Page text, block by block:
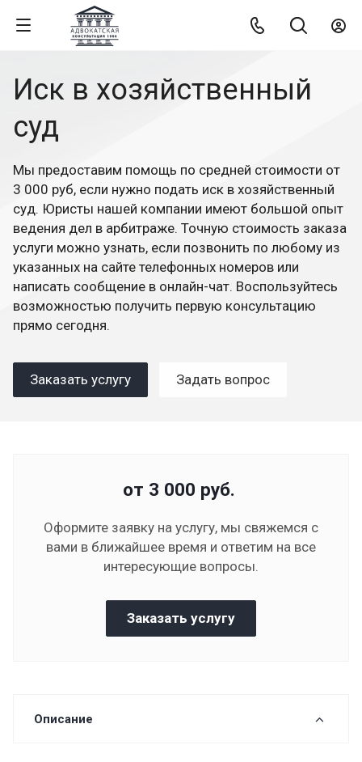
Иск в хозяйственный
суд
Мы предоставим помощь по средней стоимости от
3 000 руб, если нужно подать иск в хозяйственный
суд. Юристы нашей компании имеют большой опыт
ведения дел в арбитраже. Точную стоимость заказа
услуги можно узнать, если позвонить по любому из
указанных на сайте телефонных номеров или
написать сообщение в онлайн-чат. Воспользуйтесь
возможностью получить первую консультацию
прямо сегодня.
Заказать услугу Задать вопрос
от 3 000 руб.
Оформите заявку на услугу, мы свяжемся с
вами в ближайшее время и ответим на все
интересующие вопросы.
Заказать услугу
Описание